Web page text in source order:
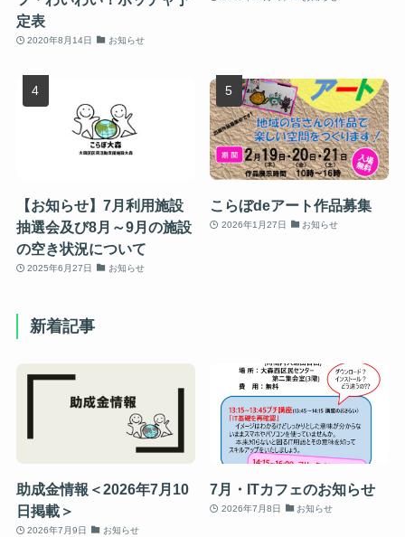
定表
2020年8月14日 お知らせ
【お知らせ】7月利用施設
抽選会及び8月～9月の施設
の空き状況について
2025年6月27日 お知らせ
こらぼdeアート作品募集
2026年1月27日 お知らせ
新着記事
助成金情報＜2026年7月10
日掲載＞
2026年7月9日 お知らせ
7月・ITカフェのお知らせ
2026年7月8日 お知らせ